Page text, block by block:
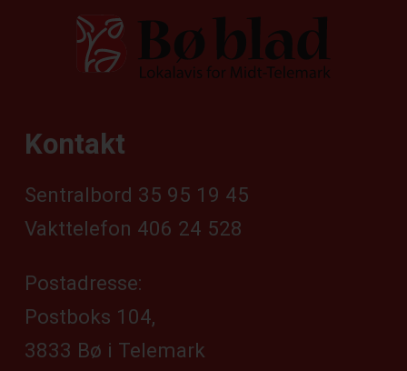
Kontakt
Sentralbord 35 95 19 45
Vakttelefon 406 24 528
Postadresse:
Postboks 104,
3833 Bø i Telemark